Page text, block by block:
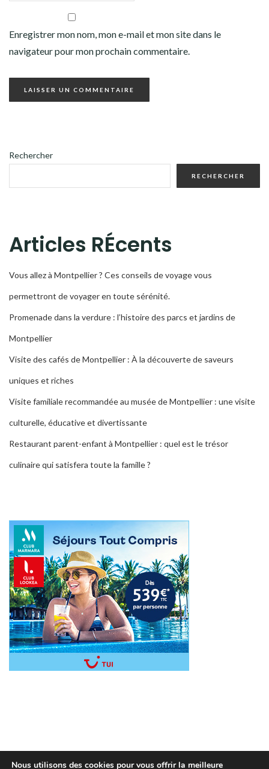
Enregistrer mon nom, mon e-mail et mon site dans le
navigateur pour mon prochain commentaire.
Rechercher
RECHERCHER
Articles RÉcents
Vous allez à Montpellier ? Ces conseils de voyage vous
permettront de voyager en toute sérénité.
Promenade dans la verdure : l’histoire des parcs et jardins de
Montpellier
Visite des cafés de Montpellier : À la découverte de saveurs
uniques et riches
Visite familiale recommandée au musée de Montpellier : une visite
culturelle, éducative et divertissante
Restaurant parent-enfant à Montpellier : quel est le trésor
culinaire qui satisfera toute la famille ?
Nous utilisons des cookies pour vous offrir la meilleure